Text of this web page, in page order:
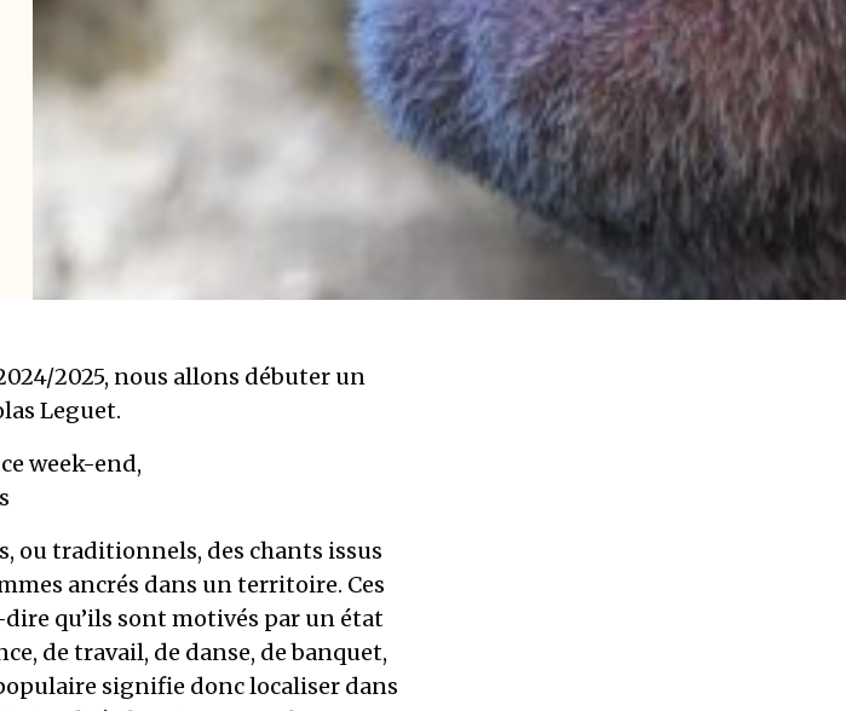
2025, nous allons débuter un
Leguet.
week-end,
ou traditionnels, des chants issus
ancrés dans un territoire. Ces
qu’ils sont motivés par un état
de travail, de danse, de banquet,
signifie donc localiser dans